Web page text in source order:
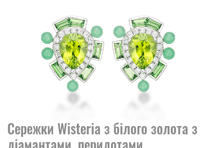
Сережки Wisteria з білого золота з